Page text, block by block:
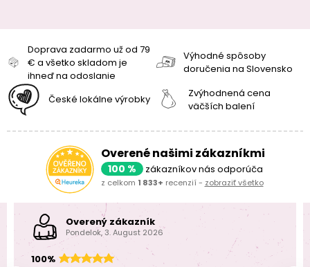
Doprava zadarmo už od 79
€ a všetko skladom je
ihneď na odoslanie
Výhodné spôsoby
doručenia na Slovensko
České lokálne výrobky
Zvýhodnená cena
väčších balení
Overené našimi zákazníkmi
100 % zákazníkov nás odporúča
z celkom 1 833+ recenzií - zobraziť všetko
Overený zákazník
Pondelok, 3. August 2026
100%